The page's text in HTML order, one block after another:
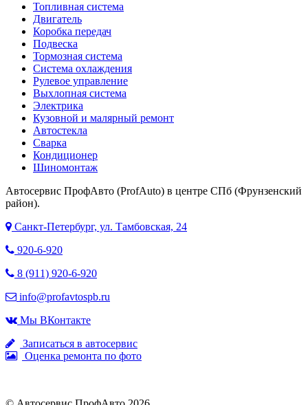
Топливная система
Двигатель
Коробка передач
Подвеска
Тормозная система
Система охлаждения
Рулевое управление
Выхлопная система
Электрика
Кузовной и малярный ремонт
Автостекла
Сварка
Кондиционер
Шиномонтаж
Автосервис ПрофАвто (ProfAuto) в центре СПб (Фрунзенский
район).
Санкт-Петербург, ул. Тамбовская, 24
920-6-920
8 (911) 920-6-920
info@profavtospb.ru
Мы ВКонтакте
Записаться в автосервис
Оценка ремонта по фото